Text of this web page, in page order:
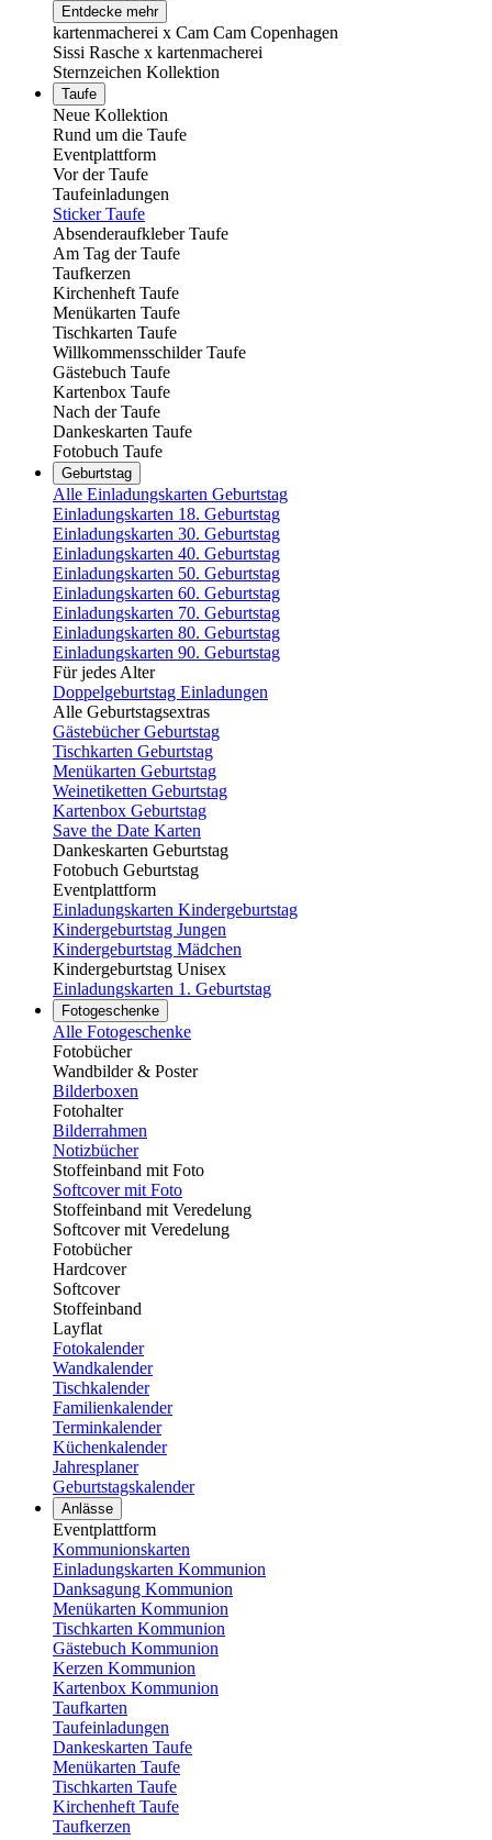
Entdecke mehr
kartenmacherei x Cam Cam Copenhagen
Sissi Rasche x kartenmacherei
Sternzeichen Kollektion
Taufe
Neue Kollektion
Rund um die Taufe
Eventplattform
Vor der Taufe
Taufeinladungen
Sticker Taufe
Absenderaufkleber Taufe
Am Tag der Taufe
Taufkerzen
Kirchenheft Taufe
Menükarten Taufe
Tischkarten Taufe
Willkommensschilder Taufe
Gästebuch Taufe
Kartenbox Taufe
Nach der Taufe
Dankeskarten Taufe
Fotobuch Taufe
Geburtstag
Alle Einladungskarten Geburtstag
Einladungskarten 18. Geburtstag
Einladungskarten 30. Geburtstag
Einladungskarten 40. Geburtstag
Einladungskarten 50. Geburtstag
Einladungskarten 60. Geburtstag
Einladungskarten 70. Geburtstag
Einladungskarten 80. Geburtstag
Einladungskarten 90. Geburtstag
Für jedes Alter
Doppelgeburtstag Einladungen
Alle Geburtstagsextras
Gästebücher Geburtstag
Tischkarten Geburtstag
Menükarten Geburtstag
Weinetiketten Geburtstag
Kartenbox Geburtstag
Save the Date Karten
Dankeskarten Geburtstag
Fotobuch Geburtstag
Eventplattform
Einladungskarten Kindergeburtstag
Kindergeburtstag Jungen
Kindergeburtstag Mädchen
Kindergeburtstag Unisex
Einladungskarten 1. Geburtstag
Fotogeschenke
Alle Fotogeschenke
Fotobücher
Wandbilder & Poster
Bilderboxen
Fotohalter
Bilderrahmen
Notizbücher
Stoffeinband mit Foto
Softcover mit Foto
Stoffeinband mit Veredelung
Softcover mit Veredelung
Fotobücher
Hardcover
Softcover
Stoffeinband
Layflat
Fotokalender
Wandkalender
Tischkalender
Familienkalender
Terminkalender
Küchenkalender
Jahresplaner
Geburtstagskalender
Anlässe
Eventplattform
Kommunionskarten
Einladungskarten Kommunion
Danksagung Kommunion
Menükarten Kommunion
Tischkarten Kommunion
Gästebuch Kommunion
Kerzen Kommunion
Kartenbox Kommunion
Taufkarten
Taufeinladungen
Dankeskarten Taufe
Menükarten Taufe
Tischkarten Taufe
Kirchenheft Taufe
Taufkerzen